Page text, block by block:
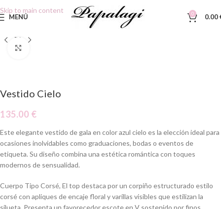
Skip to main content
MENÚ 0 0.00
Vestido Cielo
135.00 €
Este elegante vestido de gala en colorazul cielo es la elección ideal para
ocasiones inolvidables como graduaciones, bodas o eventos de
etiqueta. Su diseño combina una estética romántica con toques
modernos de sensualidad.
Cuerpo Tipo Corsé, El top destaca por un corpiño estructurado estilo
corsé con apliques de encaje floral y varillas visibles que estilizan la
silueta. Presenta un favorecedor escote en V sostenido por finos